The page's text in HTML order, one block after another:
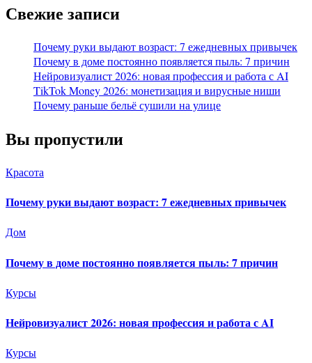
Свежие записи
Почему руки выдают возраст: 7 ежедневных привычек
Почему в доме постоянно появляется пыль: 7 причин
Нейровизуалист 2026: новая профессия и работа с AI
TikTok Money 2026: монетизация и вирусные ниши
Почему раньше бельё сушили на улице
Вы пропустили
Красота
Почему руки выдают возраст: 7 ежедневных привычек
Дом
Почему в доме постоянно появляется пыль: 7 причин
Курсы
Нейровизуалист 2026: новая профессия и работа с AI
Курсы